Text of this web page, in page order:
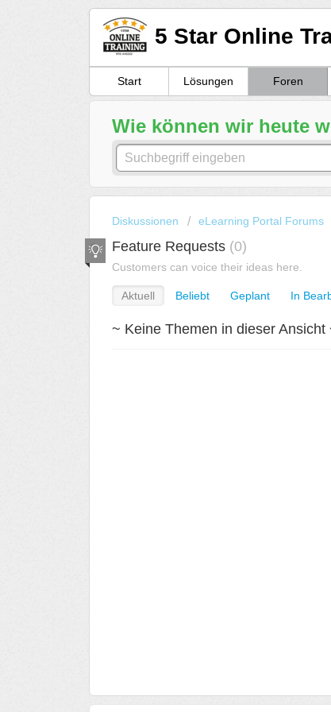
5 Star Online
Start Lösungen Foren
Wie können wir heute
Diskussionen eLearning Portal Forums
Feature Requests 0
Customers can voice their ideas here.
Aktuell Beliebt Geplant In
~ Keine Themen in dieser Ansicht